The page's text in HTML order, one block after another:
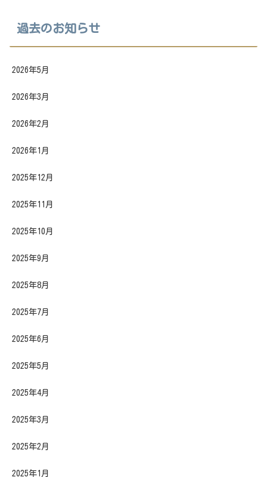
過去のお知らせ
2026年5月
2026年3月
2026年2月
2026年1月
2025年12月
2025年11月
2025年10月
2025年9月
2025年8月
2025年7月
2025年6月
2025年5月
2025年4月
2025年3月
2025年2月
2025年1月